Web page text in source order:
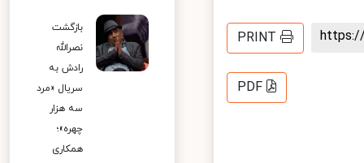
PRINT
PDF
بازگشت
نصرالله
رادش به
سریال «مرد
سه هزار
چهره»؛
همکاری